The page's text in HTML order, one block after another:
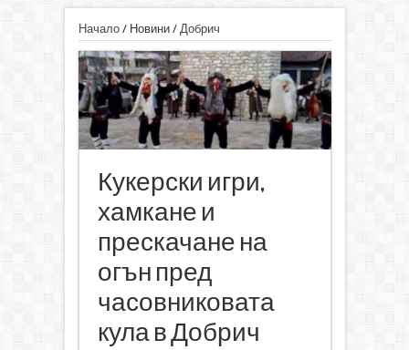
Начало/ Новини/ Добрич
Кукерски игри,
хамкане и
прескачане на
огън пред
часовниковата
кула в Добрич